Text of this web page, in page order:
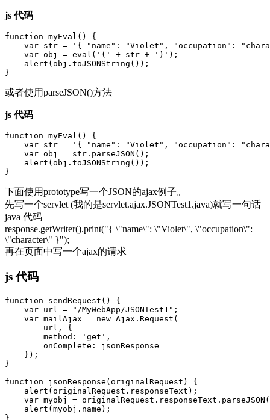
js 代码
function myEval() {
var str = '{ "name": "Violet", "occupation":
    var obj = eval('(' + str + ')');
    alert(obj.toJSONString());
或者使用parseJSON()方法
js 代码
function myEval() {
var str = '{ "name": "Violet", "occupation":
    var obj = str.parseJSON();
    alert(obj.toJSONString());
下面使用prototype写一个JSON的ajax例子。
先写一个servlet (我的是servlet.ajax.JSONTest1.java)就写一句话
java 代码
response.getWriter().print("{ \"name\": \"Violet\", \"occupation\":
\"character\" }");
再在页面中写一个ajax的请求
js 代码
function sendRequest() {
    var url = "/MyWebApp/JSONTest1";
    var mailAjax = new Ajax.Request(
        url, {
        method: 'get',
        onComplete: jsonResponse
    });
}
function jsonResponse(originalRequest) {
    alert(originalRequest.responseText);
var myobj =
    alert(myobj.name);